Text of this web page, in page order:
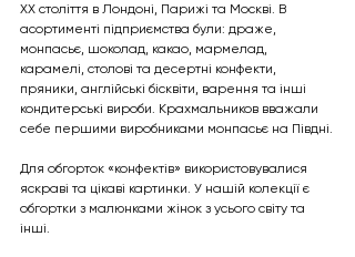
ХХ століття в Лондоні, Парижі та Москві. В
асортименті підприємства були: драже,
монпасьє, шоколад, какао, мармелад,
карамелі, столові та десертні конфекти,
пряники, англійські бісквіти, варення та інші
кондитерські вироби. Крахмальников вважали
себе першими виробниками монпасьє на Півдні.
Для обгорток «конфектів» використовувалися
яскраві та цікаві картинки. У нашій колекції є
обгортки з малюнками жінок з усього світу та
інші.